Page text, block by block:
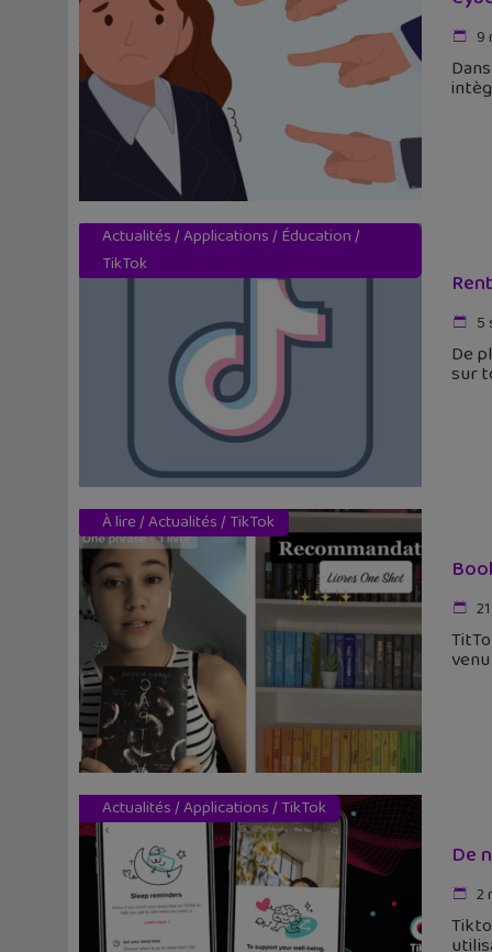
9
Actualités/Applications/ Éducation/
TikTok
5
De
sur
À lire/Actualités/ TikTok
Actualités/Applications/ TikTok
De
2